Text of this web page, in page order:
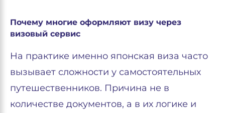
Почему многие оформляют визу через
визовый сервис
На практике именно японская виза часто
вызывает сложности у самостоятельных
путешественников. Причина не в
количестве документов, а в их логике и